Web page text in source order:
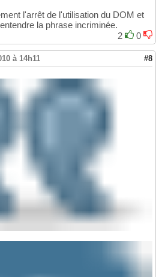
l'arrêt de l'utilisation du DOM et
la phrase incriminée.
2
0
à 14h11 #8